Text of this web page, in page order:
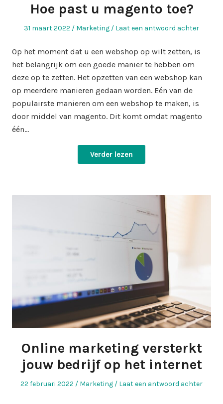
Hoe past u magento toe?
Geplaatst
31 maart 2022
Geplaatst
Marketing Laat een antwoord achter
Op het moment dat u een webshop op wilt zetten, is
het belangrijk om een goede manier te hebben om
deze op te zetten. Het opzetten van een webshop kan
op meerdere manieren gedaan worden. Eén van de
populairste manieren om een webshop te maken, is
door middel van magento. Dit komt omdat magento
één…
Verder lezen
Online marketing versterkt
jouw bedrijf op het internet
Geplaatst
22 februari 2022
Geplaatst
Marketing Laat een antwoord achter